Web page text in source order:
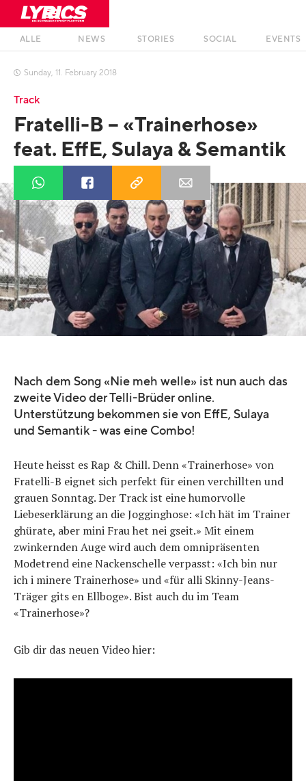
ALLE NEWS STORIES SOCIAL EVENTS
 Sunday, 11. February 2018
Track
Fratelli-B – «Trainerhose»
feat. EffE, Sulaya & Semantik
Nach dem Song «Nie meh welle» ist nun auch das
zweite Video der Telli-Brüder online.
Unterstützung bekommen sie von EffE, Sulaya
und Semantik - was eine Combo!
Heute heisst es Rap & Chill. Denn «Trainerhose» von
Fratelli-B eignet sich perfekt für einen verchillten und
grauen Sonntag. Der Track ist eine humorvolle
Liebeserklärung an die Jogginghose: «Ich hät im Trainer
ghürate, aber mini Frau het nei gseit.» Mit einem
zwinkernden Auge wird auch dem omnipräsenten
Modetrend eine Nackenschelle verpasst: «Ich bin nur
ich i minere Trainerhose» und «für alli Skinny-Jeans-
Träger gits en Ellboge». Bist auch du im Team
«Trainerhose»?
Gib dir das neuen Video hier: